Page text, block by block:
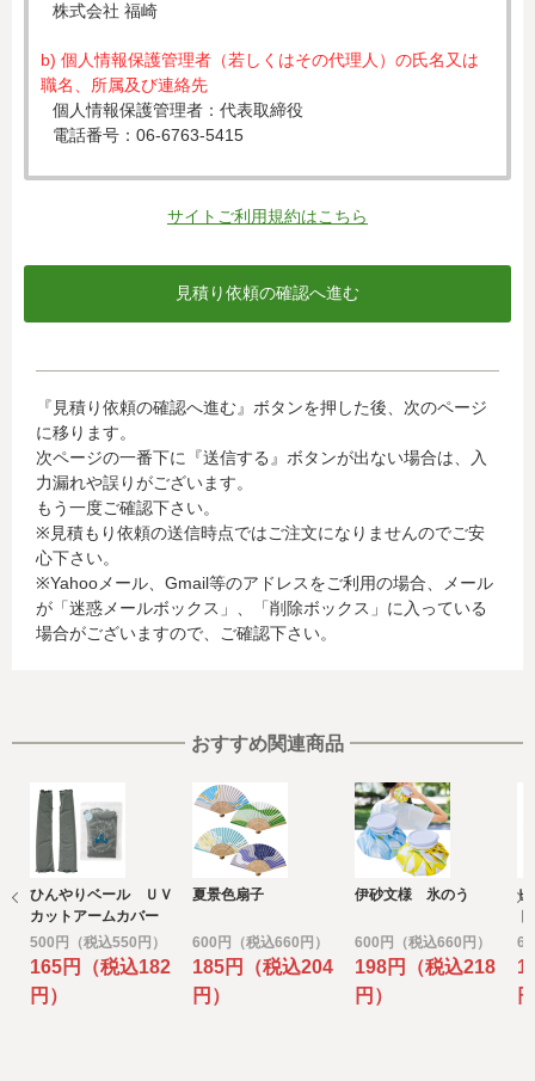
株式会社 福崎
b) 個人情報保護管理者（若しくはその代理人）の氏名又は
職名、所属及び連絡先
個人情報保護管理者：代表取締役
電話番号：06-6763-5415
c) 個人情報の利用目的
入力された個人情報は、お見積り依頼への対応のために利
d) 個人情報の第三者提供について
当社がお客様から収集した以下の個人情報等は、カード発
行会社が行う不正利用検知・防止のために、お客様が利用
されているカード発行会社へ提供させていただきます。(氏
名、電話番号、email アドレス、インターネット利用環境
に関する情報等)
お客様が利用されているカード発行会社が外国にある場
合、これらの情報は当該発行会社が所属する国に移転され
る場合があります。当社では、お客様から収集した情報か
らは、ご利用のカード発行会社及び当該会社が所在する国
を特定することができないため、以下の個人情報保護措置
・発行会社の個人情報保護の措置
なお、個人情報保護委員会のホームページ
(https://www.ppc.go.jp/)では、各国における個人情報保護
制度に関する情報について掲載されています。
お客様が未成年の場合、親権者または後見人の承諾を得た
上で、本サービスを利用するものとします。
e) 個人情報の取扱いの委託について
取得した個人情報の取扱いの全部又は、一部を委託するこ
とがあります。
その場合には、当社において最善の考慮を行います。
サイトご利用規約はこちら
『見積り依頼の確認へ進む』ボタンを押した後、次のページ
に移ります。
次ページの一番下に『送信する』ボタンが出ない場合は、入
力漏れや誤りがございます。
もう一度ご確認下さい。
※見積もり依頼の送信時点ではご注文になりませんのでご安
心下さい。
※Yahooメール、Gmail等のアドレスをご利用の場合、メール
が「迷惑メールボックス」、「削除ボックス」に入っている
場合がございますので、ご確認下さい。
おすすめ関連商品
ひんやりベール ＵＶ
カットアームカバー
500円（税込550円）
165円（税込182
円）
夏景色扇子
600円（税込660円）
185円（税込204
円）
伊砂文様 氷のう
600円（税込660円）
198円（税込218
円）
ヒ